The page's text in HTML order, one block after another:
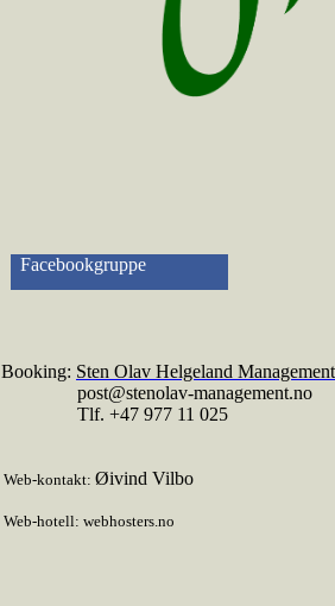
Web-hotell: webhosters.no
Facebookgruppe
Booking: Sten Olav Helgeland Management
post@stenolav-management.no
Tlf. +47 977 11 025
Web-kontakt: Øivind Vilbo